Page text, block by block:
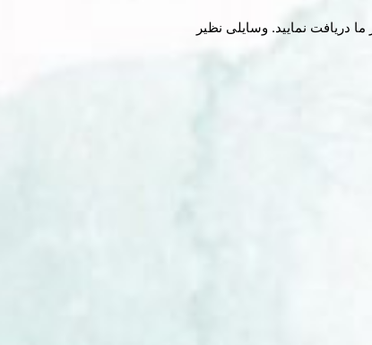
دریافت نمایید. وسایلی نظیر